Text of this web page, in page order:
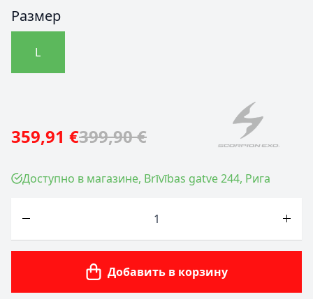
Размер
L
359,91 €399,90 €
Доступно в магазине, Brīvības gatve 244, Рига
Добавить в корзину